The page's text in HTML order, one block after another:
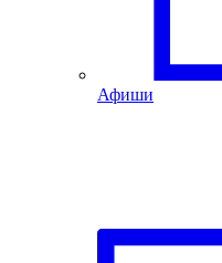
Афиши